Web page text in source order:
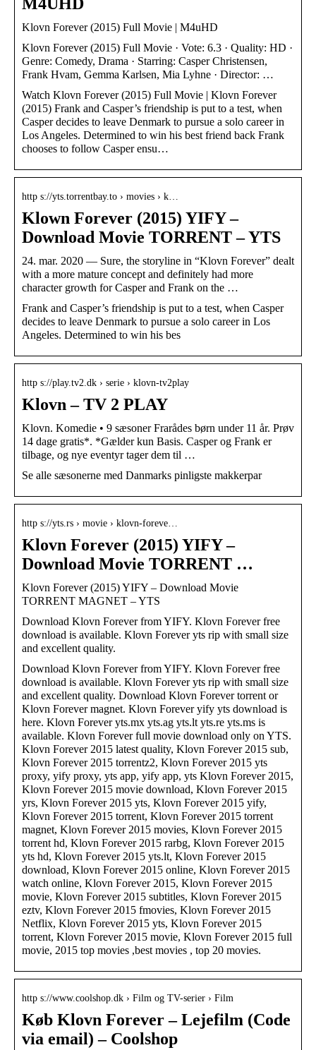
Klovn Forever (2015) Full Movie | M4uHD
Klovn Forever (2015) Full Movie · Vote: 6.3 · Quality: HD ·
Genre: Comedy, Drama · Starring: Casper Christensen,
Frank Hvam, Gemma Karlsen, Mia Lyhne · Director: …
Watch Klovn Forever (2015) Full Movie | Klovn Forever
(2015) Frank and Casper’s friendship is put to a test, when
Casper decides to leave Denmark to pursue a solo career in
Los Angeles. Determined to win his best friend back Frank
chooses to follow Casper ensu…
http s://yts.torrentbay.to › movies › k…
Klown Forever (2015) YIFY –
Download Movie TORRENT – YTS
24. mar. 2020 — Sure, the storyline in “Klovn Forever” dealt
with a more mature concept and definitely had more
character growth for Casper and Frank on the …
Frank and Casper’s friendship is put to a test, when Casper
decides to leave Denmark to pursue a solo career in Los
Angeles. Determined to win his bes
http s://play.tv2.dk › serie › klovn-tv2play
Klovn – TV 2 PLAY
Klovn. Komedie • 9 sæsoner Frarådes børn under 11 år. Prøv
14 dage gratis*. *Gælder kun Basis. Casper og Frank er
tilbage, og nye eventyr tager dem til …
Se alle sæsonerne med Danmarks pinligste makkerpar
http s://yts.rs › movie › klovn-foreve…
Klovn Forever (2015) YIFY –
Download Movie TORRENT …
Klovn Forever (2015) YIFY – Download Movie
TORRENT MAGNET – YTS
Download Klovn Forever from YIFY. Klovn Forever free
download is available. Klovn Forever yts rip with small size
and excellent quality.
Download Klovn Forever from YIFY. Klovn Forever free
download is available. Klovn Forever yts rip with small size
and excellent quality. Download Klovn Forever torrent or
Klovn Forever magnet. Klovn Forever yify yts download is
here. Klovn Forever yts.mx yts.ag yts.lt yts.re yts.ms is
available. Klovn Forever full movie download only on YTS.
Klovn Forever 2015 latest quality, Klovn Forever 2015 sub,
Klovn Forever 2015 torrentz2, Klovn Forever 2015 yts
proxy, yify proxy, yts app, yify app, yts Klovn Forever 2015,
Klovn Forever 2015 movie download, Klovn Forever 2015
yrs, Klovn Forever 2015 yts, Klovn Forever 2015 yify,
Klovn Forever 2015 torrent, Klovn Forever 2015 torrent
magnet, Klovn Forever 2015 movies, Klovn Forever 2015
torrent hd, Klovn Forever 2015 rarbg, Klovn Forever 2015
yts hd, Klovn Forever 2015 yts.lt, Klovn Forever 2015
download, Klovn Forever 2015 online, Klovn Forever 2015
watch online, Klovn Forever 2015, Klovn Forever 2015
movie, Klovn Forever 2015 subtitles, Klovn Forever 2015
eztv, Klovn Forever 2015 fmovies, Klovn Forever 2015
Netflix, Klovn Forever 2015 yts, Klovn Forever 2015
torrent, Klovn Forever 2015 movie, Klovn Forever 2015 full
movie, 2015 top movies ,best movies , top 20 movies.
http s://www.coolshop.dk › Film og TV-serier › Film
Køb Klovn Forever – Lejefilm (Code
via email) – Coolshop